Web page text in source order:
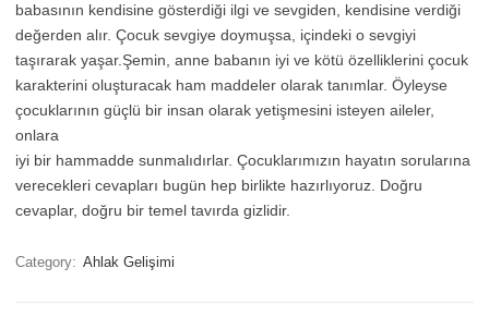
babasının kendisine gösterdiği ilgi ve sevgiden, kendisine verdiği
değerden alır. Çocuk sevgiye doymuşsa, içindeki o sevgiyi
taşırarak yaşar.Şemin, anne babanın iyi ve kötü özelliklerini çocuk
karakterini oluşturacak ham maddeler olarak tanımlar. Öyleyse
çocuklarının güçlü bir insan olarak yetişmesini isteyen aileler,
onlara
iyi bir hammadde sunmalıdırlar. Çocuklarımızın hayatın sorularına
verecekleri cevapları bugün hep birlikte hazırlıyoruz. Doğru
cevaplar, doğru bir temel tavırda gizlidir.
Category: Ahlak Gelişimi